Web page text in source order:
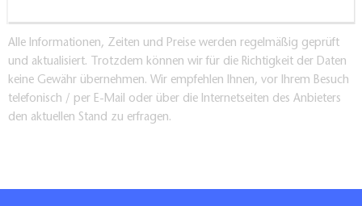
Alle Informationen, Zeiten und Preise werden regelmäßig geprüft
und aktualisiert. Trotzdem können wir für die Richtigkeit der Daten
keine Gewähr übernehmen. Wir empfehlen Ihnen, vor Ihrem Besuch
telefonisch / per E-Mail oder über die Internetseiten des Anbieters
den aktuellen Stand zu erfragen.